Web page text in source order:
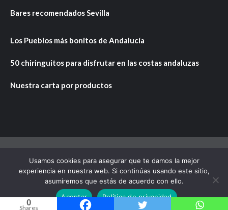
0
Shares
Bares recomendados Sevilla
Los Pueblos más bonitos de Andalucía
50 chiringuitos para disfrutar en las costas andaluzas
Nuestra carta por productos
Copyright © Todos los derechos reservados. |
CoverNews
por AF themes.
Usamos cookies para asegurar que te damos la mejor
experiencia en nuestra web. Si continúas usando este sitio,
asumiremos que estás de acuerdo con ello.
Aceptar
Política de privacidad